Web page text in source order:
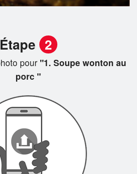
Étape 2
pour "1. Soupe wonton au
porc "